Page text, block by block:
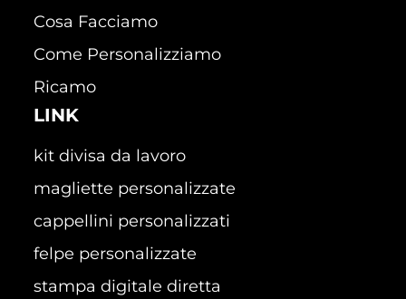
Cosa Facciamo
Come Personalizziamo
Ricamo
LINK
kit divisa da lavoro
magliette personalizzate
cappellini personalizzati
felpe personalizzate
stampa digitale diretta